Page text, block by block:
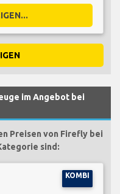
im Angebot bei
Preisen von Firefly bei
sind:
KOMBI